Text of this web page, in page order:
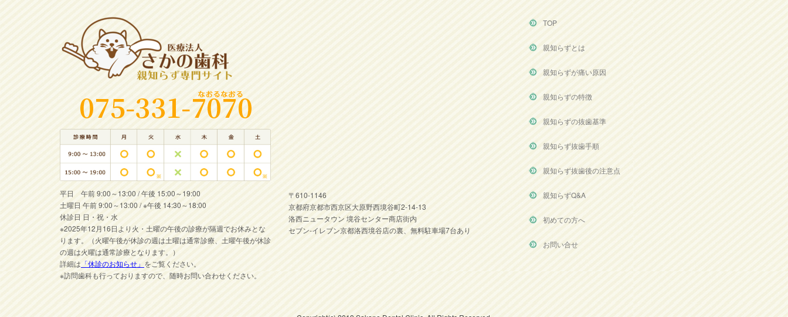
平日 午前 9:00～13:00 / 午後 15:00～19:00
土曜日 午前 9:00～13:00 / ※午後 14:30～18:00
休診日 日・祝・水
※2025年12月16日より火・土曜の午後の診療が隔週でお休みとな
ります。（火曜午後が休診の週は土曜は通常診療、土曜午後が休診
の週は火曜は通常診療となります。）
詳細は 「休診のお知らせ」 をご覧ください。
※訪問歯科も行っておりますので、随時お問い合わせください。
〒610-1146
京都府京都市西京区大原野西境谷町2-14-13
洛西ニュータウン 境谷センター商店街内
セブン-イレブン京都洛西境谷店の裏、無料駐車場7台あり
TOP
親知らずとは
親知らずが痛い原因
親知らずの特徴
親知らずの抜歯基準
親知らず抜歯手順
親知らず抜歯後の注意点
親知らずQ&A
初めての方へ
お問い合せ